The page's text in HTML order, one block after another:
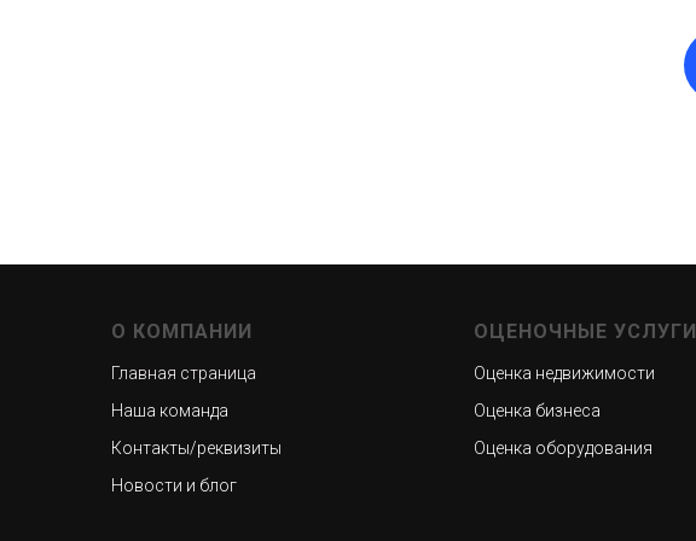
О КОМПАНИИ
Главная страница
Наша команда
Контакты/реквизиты
Новости и блог
ОЦЕНОЧНЫЕ УСЛУГИ
Оценка недвижимости
Оценка бизнеса
Оценка оборудования